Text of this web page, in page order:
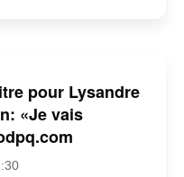
pour Lysandre
«Je vais